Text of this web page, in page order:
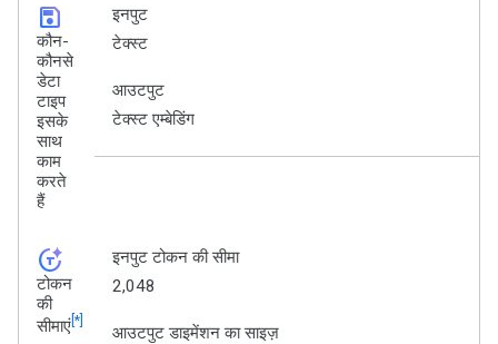
save
कौन-
कौनसे
डेटा
टाइप
इसके
साथ
काम
करते
हैं
इनपुट
टेक्स्ट
आउटपुट
टेक्स्ट एम्बेडिंग
token_auto
टोकन
की
सीमाएं[*]
इनपुट टोकन की सीमा
2,048
आउटपुट डाइमेंशन का साइज़